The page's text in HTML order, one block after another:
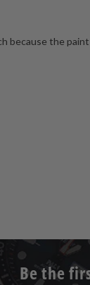
because the
Be the